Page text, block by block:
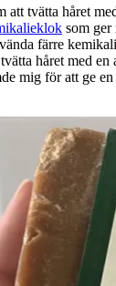
att tvätta håret
som
färre
håret med en
mig för att ge